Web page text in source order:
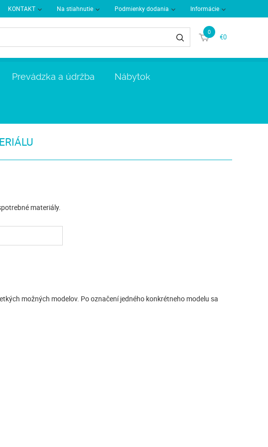
KONTAKT Na stiahnutie Podmienky dodania Informácie
0
€0
Prevádzka a údržba Nábytok
materiály.
možných modelov. Po označení jedného konkrétneho modelu sa